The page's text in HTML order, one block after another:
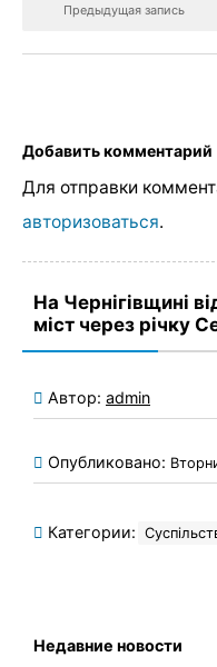
Предыдущая запись
Добавить комментарий
Для отправки
авторизоваться.
На Чернігівщині
міст через річку
Автор: admin
Опубликовано:
Категории:
Недавние новости